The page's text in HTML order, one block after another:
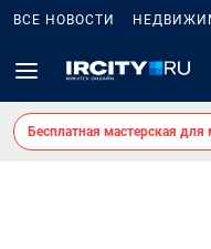
ВСЕ НОВОСТИ
Бесплатная мастерская